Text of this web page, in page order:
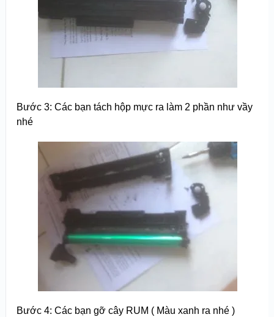
Bước 3: Các bạn tách hộp mực ra làm 2 phần như vầy
nhé
Bước 4: Các bạn gỡ cây RUM ( Màu xanh ra nhé )